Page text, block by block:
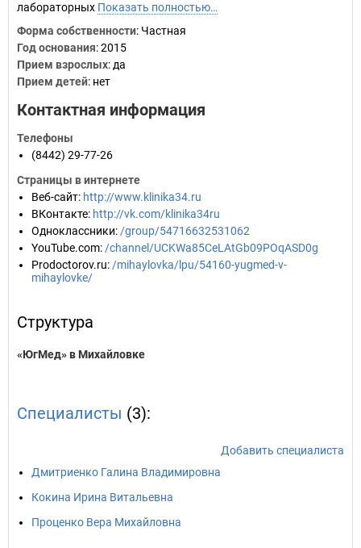
лабораторных Показать полностью…
Форма собственности: Частная
Год основания:2015
Прием взрослых: да
Прием детей: нет
Контактная информация
Телефоны
(8442) 29-77-26
Страницы в интернете
Веб-сайт: http://www.klinika34.ru
ВКонтакте: http://vk.com/klinika34ru
Одноклассники: /group/54716632531062
YouTube.com: /channel/UCKWa85CeLAtGb09POqASD0g
Prodoctorov.ru: /mihaylovka/lpu/54160-yugmed-v-
mihaylovke/
Структура
«ЮгМед» в Михайловке
Специалисты (3):
Добавить специалиста
Дмитриенко Галина Владимировна
Кокина Ирина Витальевна
Проценко Вера Михайловна